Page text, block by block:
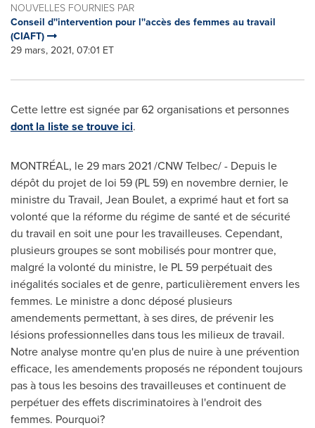
NOUVELLES FOURNIES PAR
Conseil d''intervention pour l''accès des femmes au travail
(CIAFT)
29 mars, 2021, 07:01 ET
Cette lettre est signée par 62 organisations et personnes
dont la liste se trouve ici.
MONTRÉAL, le 29 mars 2021 /CNW Telbec/ - Depuis le
dépôt du projet de loi 59 (PL 59) en novembre dernier, le
ministre du Travail, Jean Boulet, a exprimé haut et fort sa
volonté que la réforme du régime de santé et de sécurité
du travail en soit une pour les travailleuses. Cependant,
plusieurs groupes se sont mobilisés pour montrer que,
malgré la volonté du ministre, le PL 59 perpétuait des
inégalités sociales et de genre, particulièrement envers les
femmes. Le ministre a donc déposé plusieurs
amendements permettant, à ses dires, de prévenir les
lésions professionnelles dans tous les milieux de travail.
Notre analyse montre qu'en plus de nuire à une prévention
efficace, les amendements proposés ne répondent toujours
pas à tous les besoins des travailleuses et continuent de
perpétuer des effets discriminatoires à l'endroit des
femmes. Pourquoi?